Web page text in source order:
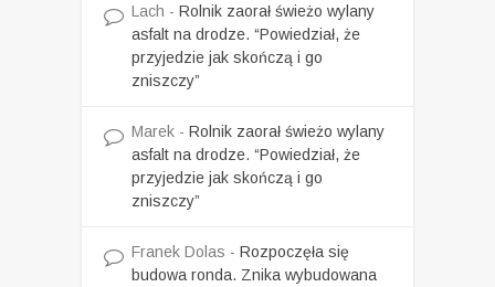
Lach - Rolnik zaorał świeżo wylany
asfalt na drodze. “Powiedział, że
przyjedzie jak skończą i go
zniszczy”
Marek - Rolnik zaorał świeżo wylany
asfalt na drodze. “Powiedział, że
przyjedzie jak skończą i go
zniszczy”
Franek Dolas - Rozpoczęła się
budowa ronda. Znika wybudowana